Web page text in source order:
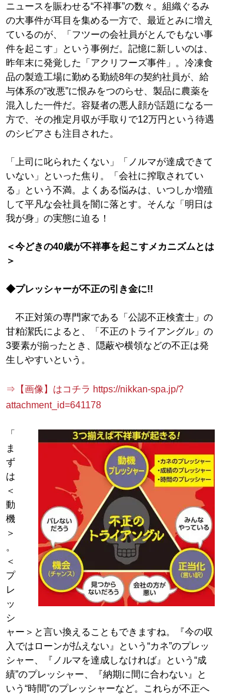
ニュースを賑わせる“不祥事”の数々。組織ぐるみ
の大事件が耳目を集める一方で、最近とみに増え
ているのが、「フツーの会社員がとんでもない事
件を起こす」という事例だ。記憶に新しいのは、
昨年末に発覚した「アクリフーズ事件」。冷凍食
品の製造工場に勤める勤続8年の契約社員が、給
与体系の“改悪”に恨みをつのらせ、製品に農薬を
混入した一件だ。容疑者の悪人顔が話題になる一
方で、その推定月収が手取りで12万円という待遇
のシビアさも注目された。
「上司に叱られたくない」「ノルマが達成できて
いない」といった焦り。「会社に搾取されてい
る」という不満。よくある悩みは、いつしか増殖
して平凡な会社員を闇に落とす。そんな「明日は
我が身」の実態に迫る！
＜今どきの40歳が不祥事を起こすメカニズムとは
＞
◆プレッシャーが不正の引き金に!!
不正対策の専門家である「公認不正検査士」の
甘粕潔氏によると、「不正のトライアングル」の
3要素が揃ったとき、隠蔽や横領などの不正は発
生しやすいという。
⇒【画像】はコチラ https://nikkan-spa.jp/?
attachment_id=641178
「
ま
ず
は
＜
動
機
＞
。
＜
プ
レ
ッ
シ
ャー＞と言い換えることもできますね。『今の収
入ではローンが払えない』という“カネ”のプレッ
シャー、『ノルマを達成しなければ』という“成
績”のプレッシャー、『納期に間に合わない』と
いう“時間”のプレッシャーなど。これらが不正へ